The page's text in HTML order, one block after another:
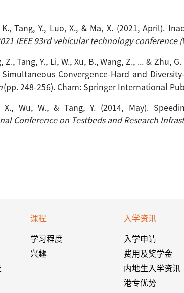
Tang, Y., Luo, X., & Ma, X. (2021, April).
IEEE 93rd vehicular technology conference
Z., Tang, Y., Li, W., Xu, B., Wang, Z., ... &
Simultaneous Convergence-Hard and
(pp. 248-256). Cham: Springer International
X., Wu, W., & Tang, Y. (2014, May).
Conference on Testbeds and Research
课程
学习程度
兴趣
入学资讯
入学申请
费用及奖学金
内地生入学资讯
港专优势